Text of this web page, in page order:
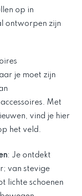
op in
ontworpen zijn
je moet zijn
Met
vind je hier
het veld.
: Je ontdekt
van stevige
lichte schoenen